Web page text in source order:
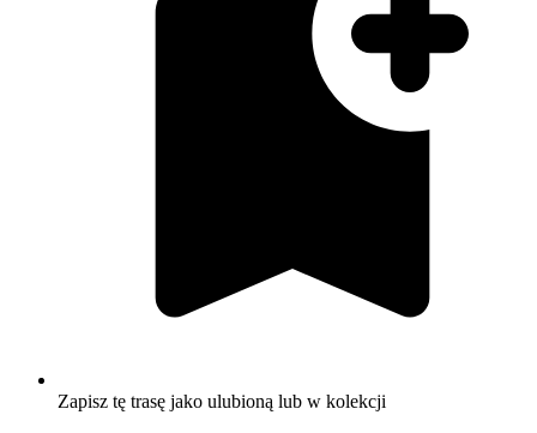
Zapisz tę trasę jako ulubioną lub w kolekcji